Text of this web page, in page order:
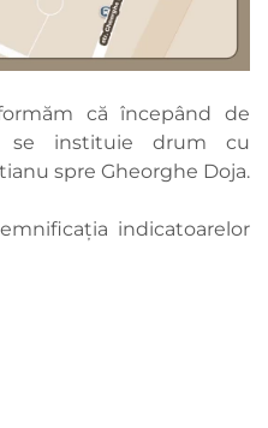
că începând de
se instituie drum cu
spre Gheorghe Doja.
indicatoarelor